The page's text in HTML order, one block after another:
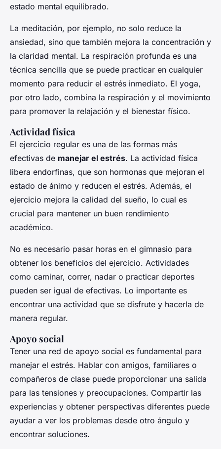
estado mental equilibrado.
La meditación, por ejemplo, no solo reduce la
ansiedad, sino que también mejora la concentración y
la claridad mental. La respiración profunda es una
técnica sencilla que se puede practicar en cualquier
momento para reducir el estrés inmediato. El yoga,
por otro lado, combina la respiración y el movimiento
para promover la relajación y el bienestar físico.
Actividad física
El ejercicio regular es una de las formas más
efectivas de manejar el estrés. La actividad física
libera endorfinas, que son hormonas que mejoran el
estado de ánimo y reducen el estrés. Además, el
ejercicio mejora la calidad del sueño, lo cual es
crucial para mantener un buen rendimiento
académico.
No es necesario pasar horas en el gimnasio para
obtener los beneficios del ejercicio. Actividades
como caminar, correr, nadar o practicar deportes
pueden ser igual de efectivas. Lo importante es
encontrar una actividad que se disfrute y hacerla de
manera regular.
Apoyo social
Tener una red de apoyo social es fundamental para
manejar el estrés. Hablar con amigos, familiares o
compañeros de clase puede proporcionar una salida
para las tensiones y preocupaciones. Compartir las
experiencias y obtener perspectivas diferentes puede
ayudar a ver los problemas desde otro ángulo y
encontrar soluciones.